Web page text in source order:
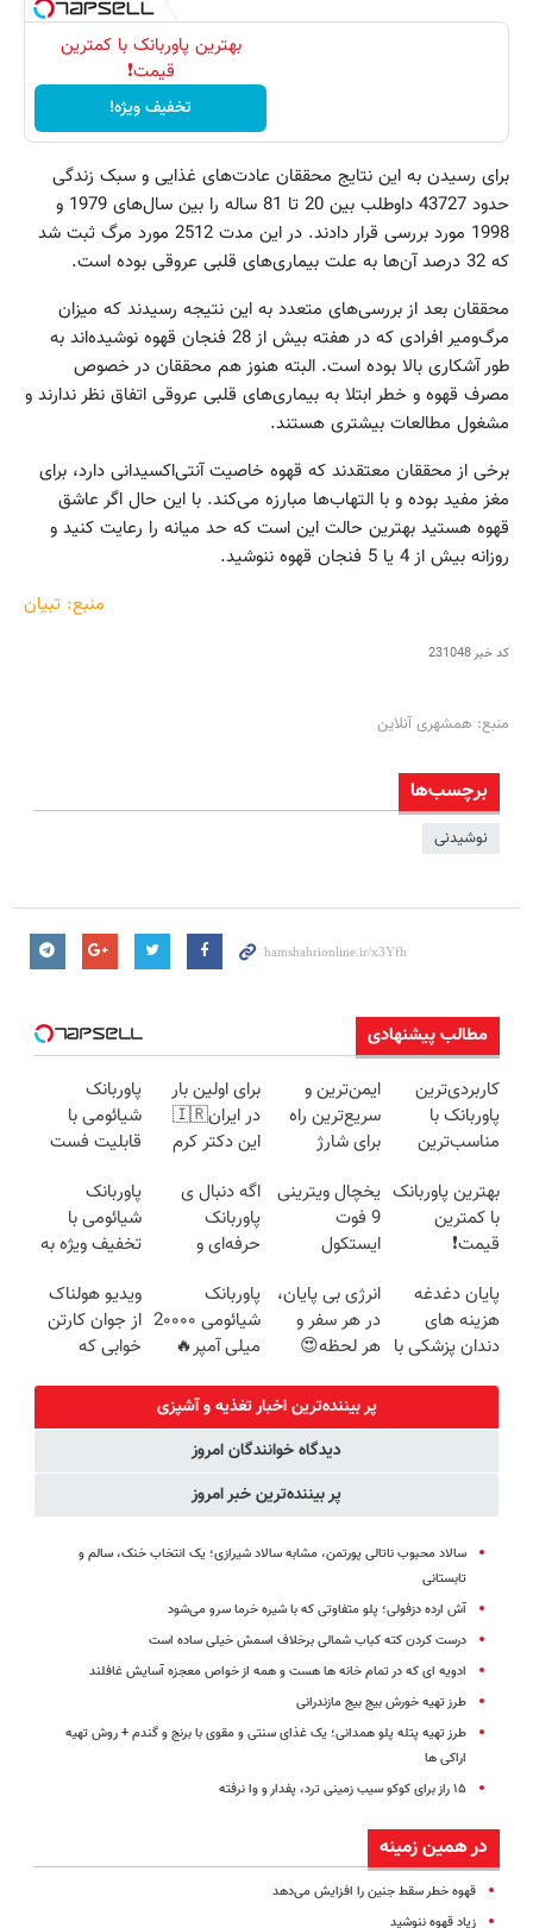
بهترین پاوربانک با کمترین
قیمت❗
تخفیف ویژه!
برای رسیدن به این نتایج محققان عادت‌های غذایی و سبک زندگی
حدود 43727 داوطلب بین 20 تا 81 ساله را بین سال‌های 1979 و
1998 مورد بررسی قرار دادند. در این مدت 2512 مورد مرگ ثبت شد
که 32 درصد آن‌ها به علت بیماری‌های قلبی عروقی بوده است.
محققان بعد از بررسی‌های متعدد به این نتیجه رسیدند که میزان
مرگ‌ومیر افرادی که در هفته بیش از 28 فنجان قهوه نوشیده‌اند به
طور آشکاری بالا بوده است. البته هنوز هم محققان در خصوص
مصرف قهوه و خطر ابتلا به بیماری‌های قلبی عروقی اتفاق نظر ندارند و
مشغول مطالعات بیشتری هستند.
برخی از محققان معتقدند که قهوه خاصیت آنتی‌اکسیدانی دارد، برای
مغز مفید بوده و با التهاب‌ها مبارزه می‌کند. با این حال اگر عاشق
قهوه هستید بهترین حالت این است که حد میانه را رعایت کنید و
روزانه بیش از 4 یا 5 فنجان قهوه ننوشید.
منبع: تبیان
کد خبر231048
منبع: همشهری آنلاین
برچسب‌ها
نوشیدنی
مطالب پیشنهادی
کاربردی‌ترین
پاوربانک با
مناسب‌ترین
ایمن‌ترین و
سریع‌ترین راه
برای شارژ
برای اولین بار
در ایران🇮🇷
این دکتر کرم
روزه ساخت!
پاوربانک
شیائومی با
قابلیت فست
های بی برقی⚡
بهترین پاوربانک
با کمترین
قیمت❗
یخچال ویترینی
9 فوت
ایستکول
اگه دنبال ی
پاوربانک
حرفه‌ای و
تخفیف رو از
دست نده👌🏻
پاوربانک
شیائومی با
تخفیف ویژه به
پایان دغدغه
هزینه های
دندان پزشکی با
انرژی بی پایان،
در هر سفر و
هر لحظه😍
شیائومی با
تخفیف ویژه🔥
پاوربانک
شیائومی 2۰۰۰۰
میلی آمپر🔥
پرداخت درب
منزل)
ویدیو هولناک
از جوان کارتن
خوابی که
پر بیننده‌ترین اخبار تغذیه و آشپزی
دیدگاه خوانندگان امروز
پر بیننده‌ترین خبر امروز
سالاد محبوب ناتالی پورتمن، مشابه سالاد شیرازی؛ یک انتخاب خنک، سالم و
تابستانی
آش ارده دزفولی؛ پلو متفاوتی که با شیره خرما سرو می‌شود
درست کردن کته کباب شمالی برخلاف اسمش خیلی ساده است
ادویه ای که در تمام خانه ها هست و همه از خواص معجزه آسایش غافلند
طرز تهیه خورش بیج بیج مازندرانی
طرز تهیه پتله پلو همدانی؛ یک غذای سنتی و مقوی با برنج و گندم + روش تهیه
اراکی ها
۱۵ راز برای کوکو سیب زمینی ترد، پفدار و وا نرفته
در همین زمینه
قهوه خطر سقط جنین را افزایش می‌دهد
زیاد قهوه ننوشید